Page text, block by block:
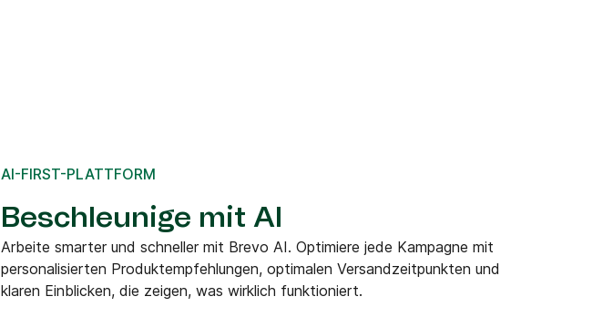
AI-FIRST-PLATTFORM
Beschleunige mit AI
Arbeite smarter und schneller mit Brevo AI. Optimiere jede Kampagne mit
personalisierten Produktempfehlungen, optimalen Versandzeitpunkten und
klaren Einblicken, die zeigen, was wirklich funktioniert.